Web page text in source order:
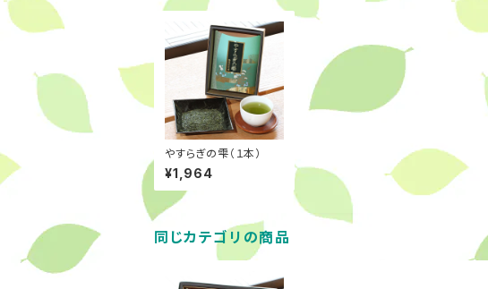
やすらぎの雫（１本）
¥1,964
同じカテゴリの商品